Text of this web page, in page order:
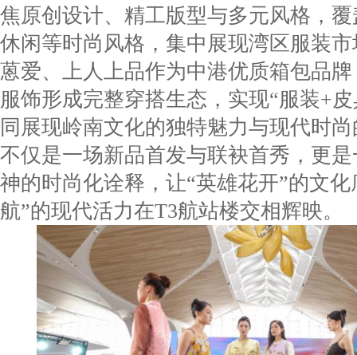
焦原创设计、精工版型与多元风格，
休闲等时尚风格，集中展现湾区服装
蒽爱、上人上品作为中港优质箱包品
服饰形成完整穿搭生态，实现“服装+
同展现岭南文化的独特魅力与现代时
不仅是一场新品首发与联袂首秀，更
神的时尚化诠释，让“英雄花开”的文
航”的现代活力在T3航站楼交相辉映。